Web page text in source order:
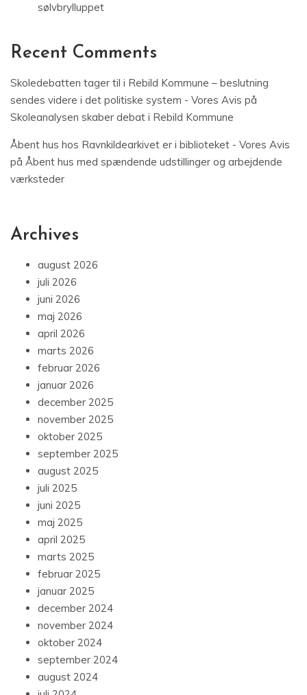
sølvbrylluppet
Recent Comments
Skoledebatten tager til i Rebild Kommune – beslutning
sendes videre i det politiske system - Vores Avis på
Skoleanalysen skaber debat i Rebild Kommune
Åbent hus hos Ravnkildearkivet er i biblioteket - Vores Avis
på Åbent hus med spændende udstillinger og arbejdende
værksteder
Archives
august 2026
juli 2026
juni 2026
maj 2026
april 2026
marts 2026
februar 2026
januar 2026
december 2025
november 2025
oktober 2025
september 2025
august 2025
juli 2025
juni 2025
maj 2025
april 2025
marts 2025
februar 2025
januar 2025
december 2024
november 2024
oktober 2024
september 2024
august 2024